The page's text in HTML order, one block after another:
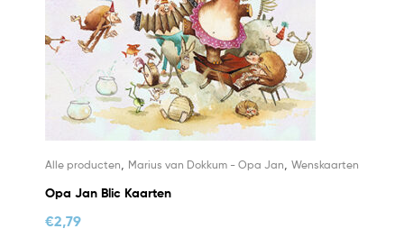
Alle producten Marius van Dokkum - Opa Jan Wenskaarten
Opa Jan Blic Kaarten
€2,79